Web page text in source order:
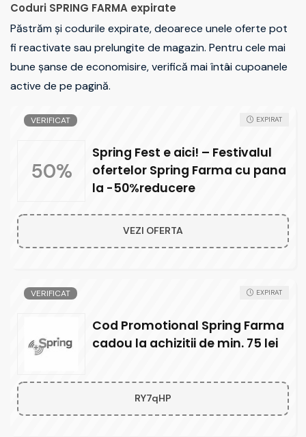
Coduri SPRING FARMA expirate
Păstrăm și codurile expirate, deoarece unele oferte pot
fi reactivate sau prelungite de magazin. Pentru cele mai
bune șanse de economisire, verifică mai întâi cupoanele
active de pe pagină.
VERIFICAT
50%
Spring Fest e aici! – Festivalul
ofertelor Spring Farma cu pana
la -50%reducere
EXPIRAT
VEZI OFERTA
VERIFICAT
Cod Promotional Spring Farma
cadou la achizitii de min. 75 lei
EXPIRAT
RY7qHP